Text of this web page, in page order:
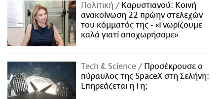
Πολιτική
Καρυστιανού: Κοινή
ανακοίνωση 22 πρώην στελεχών
του κόμματός της - «Γνωρίζουμε
καλά γιατί αποχωρήσαμε»
Τech & Science
Προσέκρουσε ο
πύραυλος της SpaceX στη Σελήνη:
Επηρεάζεται η Γη;